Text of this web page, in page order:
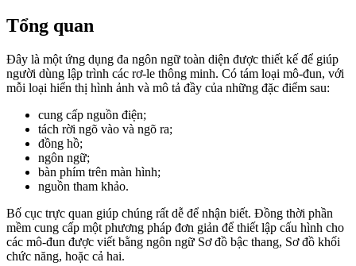
Tổng quan
Đây là một ứng dụng đa ngôn ngữ toàn diện được thiết kế để giúp
người dùng lập trình các rơ-le thông minh. Có tám loại mô-đun, với
mỗi loại hiển thị hình ảnh và mô tả đầy của những đặc điểm sau:
cung cấp nguồn điện;
tách rời ngõ vào và ngõ ra;
đồng hồ;
ngôn ngữ;
bàn phím trên màn hình;
nguồn tham khảo.
Bố cục trực quan giúp chúng rất dễ để nhận biết. Đồng thời phần
mềm cung cấp một phương pháp đơn giản để thiết lập cấu hình cho
các mô-đun được viết bằng ngôn ngữ Sơ đồ bậc thang, Sơ đồ khối
chức năng, hoặc cả hai.